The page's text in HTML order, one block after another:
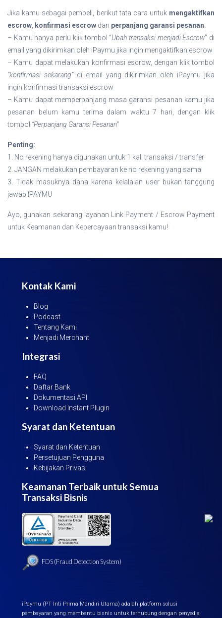
Jika kamu sebagai pembeli, berikut tata cara untuk mengaktifkan
escrow konfirmasi escrow dan perpanjang garansi pesanan:
– Kamu hanya perlu klik tombol “Ubah transaksi menjadi Escrow” di
email yang dikirimkan oleh iPaymu jika ingin mengaktifkan escrow
– Kamu dapat melakukan konfirmasi escrow, dengan klik tombol
“konfirmasi sekarang”di email yang dikirimkan oleh iPaymu jika
ingin konfirmasi transaksi escrow
– Kamu dapat memperpanjang masa garansi pesanan kamu jika
pesanan belum kamu terima dalam waktu 7 hari, dengan klik
tombol “Perpanjang Garansi Pesanan”
Penting:
1. No rekening hanya digunakan untuk 1 kali transaksi / transfer
2. JANGAN melakukan pembayaran ke no rekening yang sama
3. Tidak masuknya dana karena kelalaian user bukan tanggung
jawab IPAYMU
Ayo, gunakan sekarang layanan Link Payment / Escrow Payment
untuk Keamanan dan Kepercayaan transaksi kamu!
Kontak Kami
Blog
Podcast
Tentang Kami
Menjadi Merchant
Integrasi
FAQ
Daftar Bank
Dokumentasi API
Download Instant Plugin
Syarat dan Ketentuan
Syarat dan Ketentuan
Persetujuan Pengguna
Kebijakan Privasi
Keamanan Terbaik untuk Semua
Transaksi Bisnis
FDS (Fraud Detection System)
iPaymu (PT Inti Prima Mandiri Utama) adalah platform solusi
pembayaran yang membantu bisnis untuk terhubung dengan penyedia